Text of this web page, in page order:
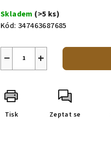
Skladem (>5 ks)
Kód: 347463687685
+
−
Tisk Zeptat se